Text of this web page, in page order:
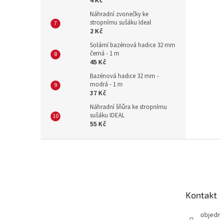
Náhradní zvonečky ke
stropnímu sušáku Ideal
2 Kč
Solární bazénová hadice 32 mm
černá - 1 m
45 Kč
Bazénová hadice 32 mm -
modrá - 1 m
37 Kč
Náhradní šňůra ke stropnímu
sušáku IDEAL
55 Kč
Kontakt